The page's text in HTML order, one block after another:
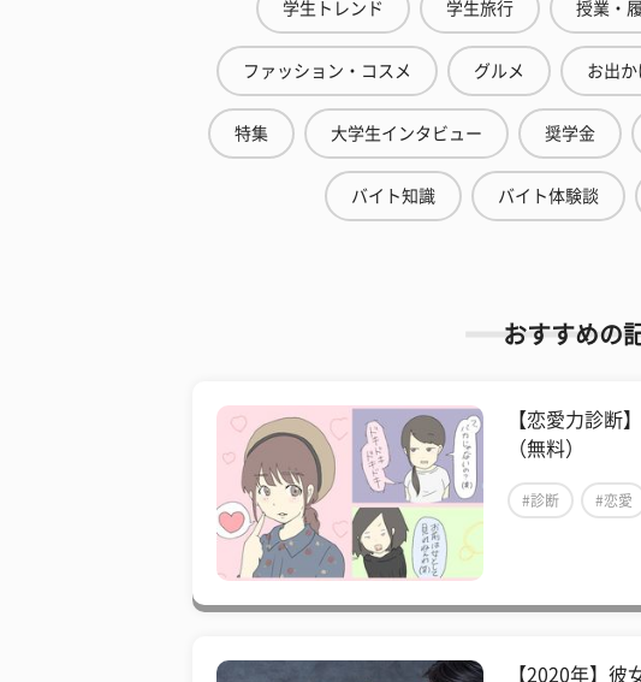
学生トレンド 学生旅行 授業・
ファッション・コスメ グルメ お出か
特集 大学生インタビュー 奨学金
バイト知識 バイト体験談
おすすめの
【恋愛力診断
（無料）
#診断 #恋愛
【2020年】彼